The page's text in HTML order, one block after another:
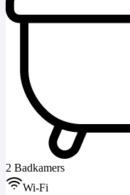
2 Badkamers
Wi-Fi